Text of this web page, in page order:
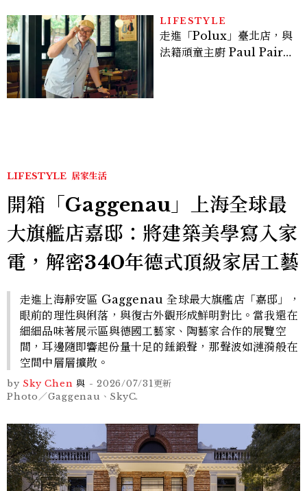
LIFESTYLE
走進「Polux」臺北店，與
法籍頑童主廚 Paul Pairet
LIFESTYLE 居家生活
開箱「Gaggenau」上海全球最
大旗艦店嘉邸：將建築美學寫入家
電，解密340年德式頂級家居工藝
走進上海靜安區 Gaggenau 全球最大旗艦店「嘉邸」，
眼前的理性與俐落，與復古外觀形成鮮明對比。當我還在
細細品味著展示區與德國工藝家、陶藝家合作的展覽空
間，耳邊隨即響起份量十足的錘鍛聲，那聲波如漣漪般在
空間中層層擴散。
by Sky Chen 與 - 2026/07/31更新
Photo／Gaggenau、SkyC.